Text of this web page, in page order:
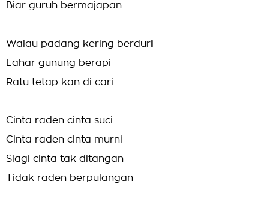
Biar guruh bermajapan
Walau padang kering berduri
Lahar gunung berapi
Ratu tetap kan di cari
Cinta raden cinta suci
Cinta raden cinta murni
Slagi cinta tak ditangan
Tidak raden berpulangan